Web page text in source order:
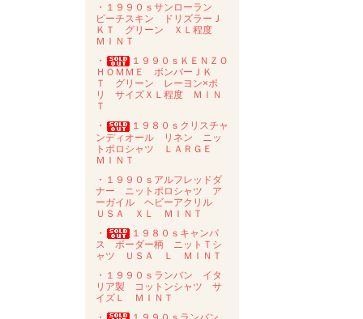
・１９９０ｓサンローラン
ピーチスキン ドリズラーＪ
ＫＴ グリーン ＸＬ程度
ＭＩＮＴ
・
１９９０ｓＫＥＮＺＯ
ＨＯＭＭＥ ボンバーＪＫ
Ｔ グリーン レーヨン×ポ
リ サイズＸＬ程度 ＭＩＮ
Ｔ
・
１９８０ｓクリスチャ
ンディオール リネン ニッ
トポロシャツ ＬＡＲＧＥ
ＭＩＮＴ
・１９９０ｓアルフレッドダ
ナー ニットポロシャツ ア
ーガイル ヘビーアクリル
ＵＳＡ ＸＬ ＭＩＮＴ
・
１９８０ｓキャンパ
ス ボーダー柄 ニットＴシ
ャツ ＵＳＡ Ｌ ＭＩＮＴ
・１９９０ｓランバン イタ
リア製 コットンシャツ サ
イズＬ ＭＩＮＴ